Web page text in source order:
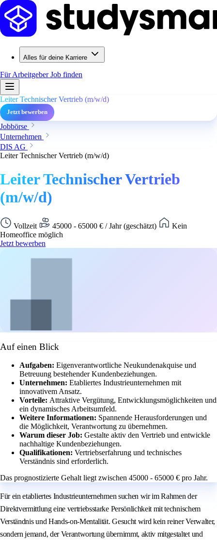
Alles für deine Karriere
Für ArbeitgeberJob finden
Leiter Technischer Vertrieb (m/w/d)
Jetzt bewerben
Jobbörse
Unternehmen
DIS AG
Leiter Technischer Vertrieb (m/w/d)
Leiter Technischer Vertrieb
(m/w/d)
Vollzeit 45000 - 65000 € / Jahr (geschätzt)
Kein
Homeoffice möglich
Jetzt bewerben
Auf einen Blick
Aufgaben: Eigenverantwortliche Neukundenakquise und
Betreuung bestehender Kundenbeziehungen.
Unternehmen: Etabliertes Industrieunternehmen mit
innovativem Ansatz.
Vorteile: Attraktive Vergütung, Entwicklungsmöglichkeiten und
ein dynamisches Arbeitsumfeld.
Weitere Informationen: Spannende Herausforderungen und
die Möglichkeit, Verantwortung zu übernehmen.
Warum dieser Job: Gestalte aktiv den Vertrieb und entwickle
nachhaltige Kundenbeziehungen.
Qualifikationen: Vertriebserfahrung und technisches
Verständnis sind erforderlich.
Das prognostizierte Gehalt liegt zwischen 45000 - 65000 € pro Jahr.
Für ein etabliertes Industrieunternehmen suchen wir im Rahmen der
Direktvermittlung eine vertriebsstarke Persönlichkeit mit technischem
Verständnis und Hands-on-Mentalität. Gesucht wird kein reiner Verwalter,
sondern jemand, der Verantwortung übernimmt, aktiv mitgestaltet und